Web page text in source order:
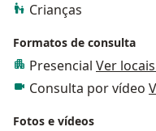
Crianças
Formatos de consulta
Presencial Ver
Consulta por vídeo
Fotos e vídeos